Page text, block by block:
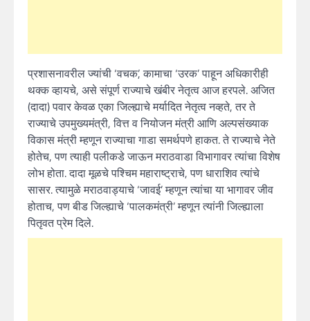
प्रशासनावरील ज्यांची ‘वचक’, कामाचा ‘उरक’ पाहून अधिकारीही
थक्क व्हायचे, असे संपूर्ण राज्याचे खंबीर नेतृत्व आज हरपले. अजित
(दादा) पवार केवळ एका जिल्ह्याचे मर्यादित नेतृत्व नव्हते, तर ते
राज्याचे उपमुख्यमंत्री, वित्त व नियोजन मंत्री आणि अल्पसंख्याक
विकास मंत्री म्हणून राज्याचा गाडा समर्थपणे हाकत. ते राज्याचे नेते
होतेच, पण त्याही पलीकडे जाऊन मराठवाडा विभागावर त्यांचा विशेष
लोभ होता. दादा मूळचे पश्चिम महाराष्ट्राचे, पण धाराशिव त्यांचे
सासर. त्यामुळे मराठवाड्याचे ‘जावई’ म्हणून त्यांचा या भागावर जीव
होताच, पण बीड जिल्ह्याचे ‘पालकमंत्री’ म्हणून त्यांनी जिल्ह्याला
पितृवत प्रेम दिले.